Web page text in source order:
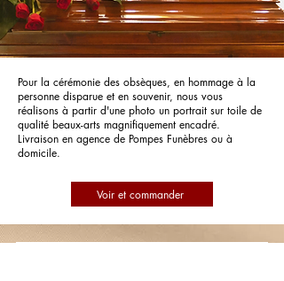
Pour la cérémonie des obsèques, en hommage à la
personne disparue et en souvenir, nous vous
réalisons à partir d'une photo un portrait sur toile de
qualité beaux-arts magnifiquement encadré.
Livraison en agence de Pompes Funèbres ou à
domicile.
Voir et commander